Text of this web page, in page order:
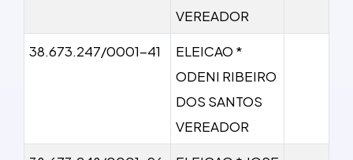
VEREADOR
38.673.247/0001-41
ELEICAO *
ODENI RIBEIRO
DOS SANTOS
VEREADOR